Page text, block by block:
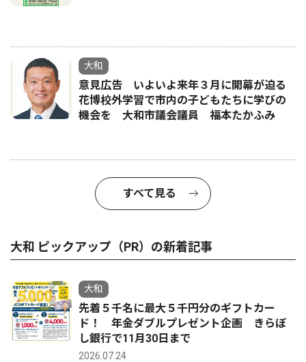
大和
意見広告 いよいよ来年３月に開幕が迫る
花博校外学習で市内の子どもたちに学びの
機会を 大和市議会議員 福本たかふみ
すべて見る
大和 ピックアップ（PR）の新着記事
大和
先着５千名に最大５千円分のギフトカー
ド！ 年金ダブルプレゼント企画 きらぼ
し銀行で11月30日まで
2026.07.24